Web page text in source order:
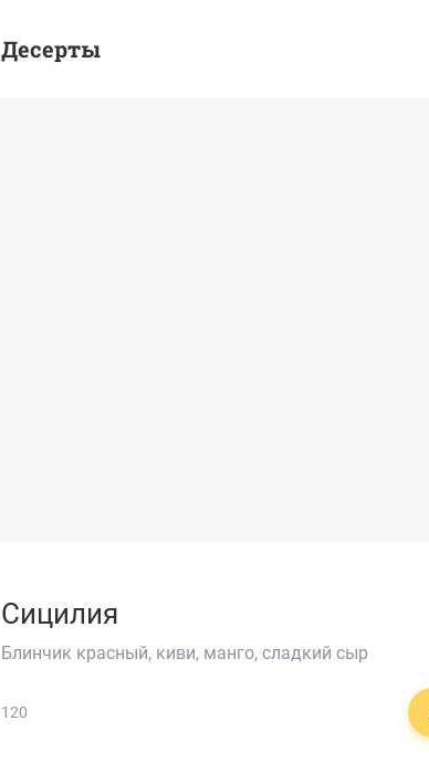
Десерты
Сицилия
Блинчик красный, киви, манго, сладкий сыр
120